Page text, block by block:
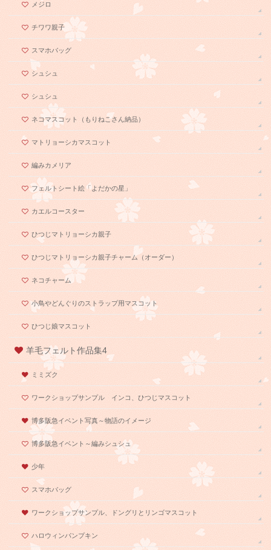
メジロ
チワワ親子
スマホバッグ
シュシュ
シュシュ
ネコマスコット（もりねこさん納品）
マトリョーシカマスコット
編みカメリア
フェルトシート絵「よだかの星」
カエルコースター
ひつじマトリョーシカ親子
ひつじマトリョーシカ親子チャーム（オーダー）
ネコチャーム
小鳥やどんぐりのストラップ用マスコット
ひつじ娘マスコット
羊毛フェルト作品集4
ミミズク
ワークショップサンプル インコ、ひつじマスコット
博多阪急イベント写真～物語のイメージ
博多阪急イベント～編みシュシュ
少年
スマホバッグ
ワークショップサンプル、ドングリとリンゴマスコット
ハロウィンパンプキン